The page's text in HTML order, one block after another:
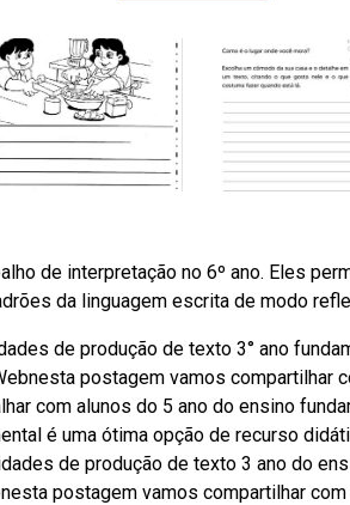
de interpretação no 6º ano. Eles
da linguagem escrita de modo
de produção de texto 3° ano
postagem vamos compartilhar
com alunos do 5 ano do ensino
é uma ótima opção de recurso
de produção de texto 3 ano do
postagem vamos compartilhar